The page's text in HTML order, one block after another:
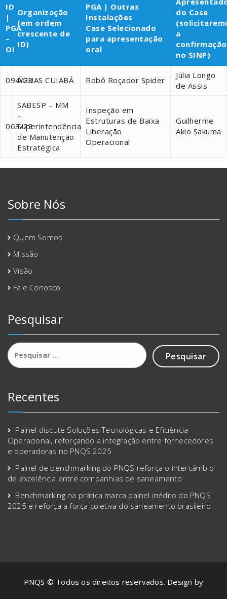
ID
|
PGA
–
OI
Organização
(em ordem
crescente de
ID)
PGA | Outras
Instalações
Case Selecionado
para apresentação
oral
do Case
a
confirmação
no SINP)
094/23
ÁGUAS CUIABÁ Robô Roçador Spider
Júlia Longo
de Assis
063/23
SABESP – MM
–
Superintendência
de Manutenção
Estratégica
Inspeção em
Estruturas de Baixa
Liberação
Operacional
Guilherme
Akio Sakuma
Sobre Nós
Quem Somos
Missão
Visão
Fale Conosco
Pesquisar
Pesquisar
por:
Recentes
Painel discute Soluções Tecnológicas e Eficiência
Operacional, reforçando a integração entre fornecedores
e operadoras no PNQS 2025
Painel de benchmarking do PNQS reforça o intercâmbio
de excelência entre companhias de saneamento
Benchmarking na prática marca painel inédito do PNQS
2025 e reforça a força coletiva do saneamento brasileiro
PNQS © Todos os direitos reservados. Design by